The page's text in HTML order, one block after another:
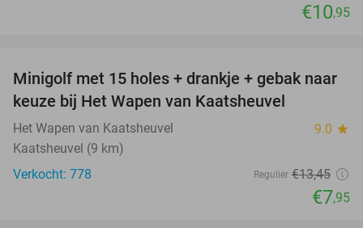
€10,95
41%
Minigolf met 15 holes + drankje + gebak naar
keuze bij Het Wapen van Kaatsheuvel
Het Wapen van Kaatsheuvel 9.0 star
Kaatsheuvel (9 km)
Verkocht: 778
Regulier €13,45
€7,95